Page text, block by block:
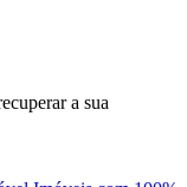
a sua